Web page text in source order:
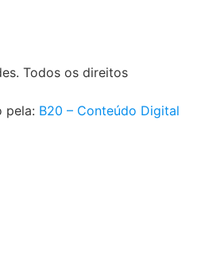
Todos os direitos
pela: B20 – Conteúdo Digital